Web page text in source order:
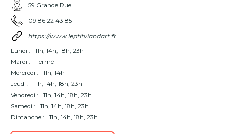
59 Grande Rue
09 86 22 43 85
https://www.leptitviandart.fr
Lundi :
11h, 14h, 18h, 23h
Mardi :
Fermé
Mercredi :
11h, 14h
Jeudi :
11h, 14h, 18h, 23h
Vendredi :
11h, 14h, 18h, 23h
Samedi :
11h, 14h, 18h, 23h
Dimanche :
11h, 14h, 18h, 23h